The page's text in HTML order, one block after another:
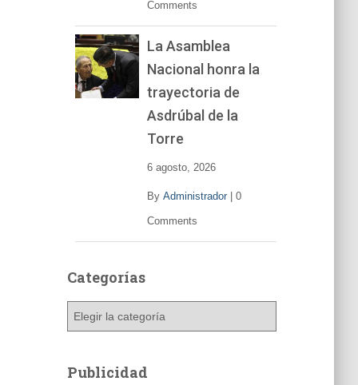
Comments
La Asamblea
Nacional honra la
trayectoria de
Asdrúbal de la
Torre
6 agosto, 2026
By Administrador| 0
Comments
Categorías
g
Publicidad